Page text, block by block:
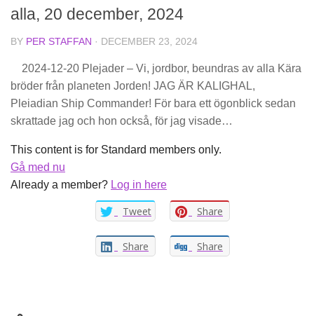
alla, 20 december, 2024
BY PER STAFFAN · DECEMBER 23, 2024
2024-12-20 Plejader – Vi, jordbor, beundras av alla Kära
bröder från planeten Jorden! JAG ÄR KALIGHAL,
Pleiadian Ship Commander! För bara ett ögonblick sedan
skrattade jag och hon också, för jag visade…
This content is for Standard members only.
Gå med nu
Already a member? Log in here
Tweet Share
Share Share